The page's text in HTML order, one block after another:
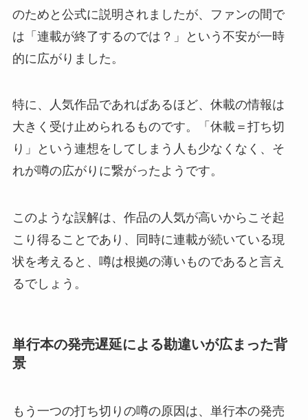
のためと公式に説明されましたが、ファンの間で
は「連載が終了するのでは？」という不安が一時
的に広がりました。
特に、人気作品であればあるほど、休載の情報は
大きく受け止められるものです。「休載＝打ち切
り」という連想をしてしまう人も少なくなく、そ
れが噂の広がりに繋がったようです。
このような誤解は、作品の人気が高いからこそ起
こり得ることであり、同時に連載が続いている現
状を考えると、噂は根拠の薄いものであると言え
るでしょう。
単行本の発売遅延による勘違いが広まった背
景
もう一つの打ち切りの噂の原因は、単行本の発売